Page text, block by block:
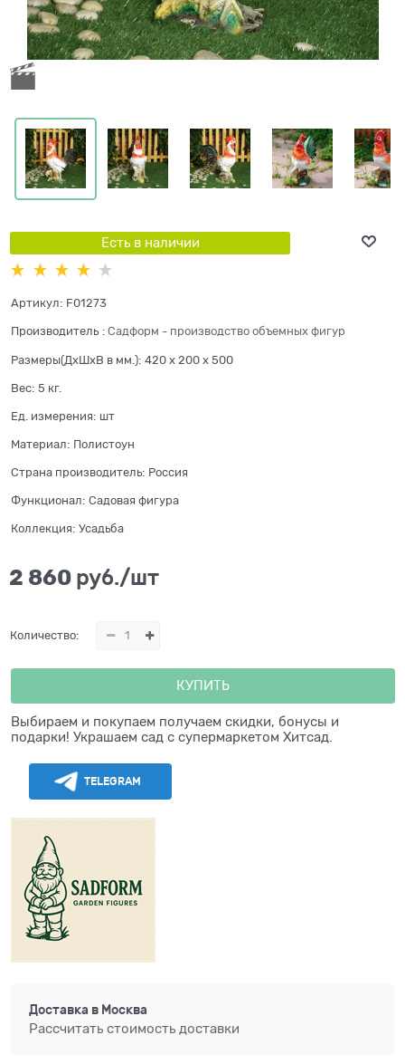
Есть в наличии
Артикул: F01273
Производитель : Садформ - производство объемных фигур
Размеры(ДхШхВ в мм.): 420 x 200 x 500
Вес: 5 кг.
Ед. измерения: шт
Материал: Полистоун
Страна производитель: Россия
Функционал: Садовая фигура
Коллекция: Усадьба
2 860 руб./шт
Количество:
КУПИТЬ
Выбираем и покупаем получаем скидки, бонусы и
подарки! Украшаем сад с супермаркетом Хитсад.
TELEGRAM
Доставка в Москва
Рассчитать стоимость доставки